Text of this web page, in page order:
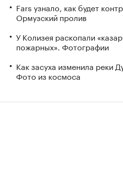
Fars узнало, как будет
Ормузский пролив
У Колизея раскопали
пожарных». Фотографии
Как засуха изменила реки
Фото из космоса